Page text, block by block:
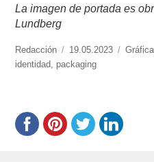
La imagen de portada es
Lundberg
https://www.experimenta.es/
Redacción
Publicado
el
19.05.2023
identidad packaging